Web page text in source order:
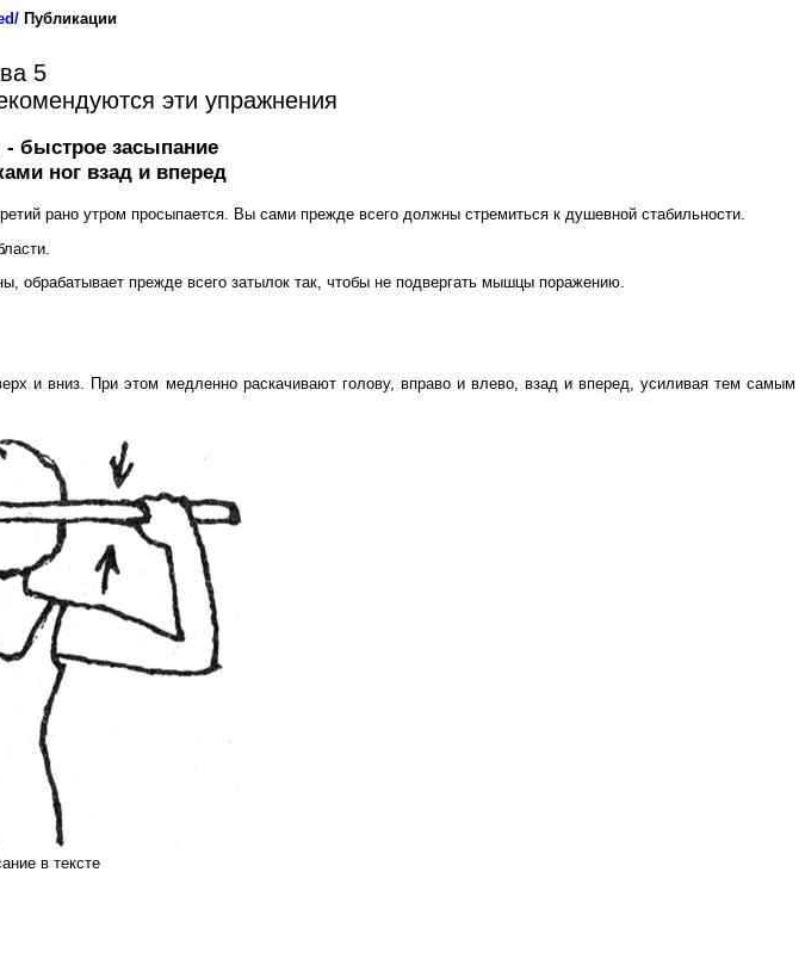
Публикации
5
эти упражнения
быстрое засыпание
ног взад и вперед
рано утром просыпается. Вы сами прежде всего должны стремиться к душевной стабильности.
обрабатывает прежде всего затылок так, чтобы не подвергать мышцы поражению.
и вниз. При этом медленно раскачивают голову, вправо и влево, взад и вперед, усиливая тем самым
в тексте